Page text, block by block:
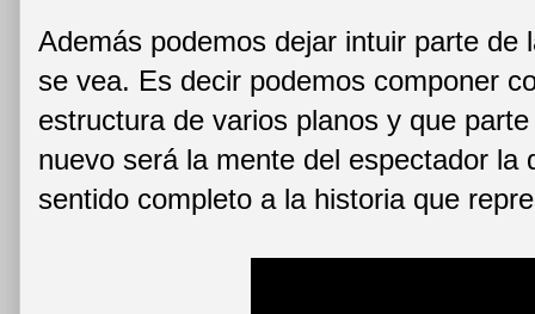
Además podemos dejar intuir parte de
se vea. Es decir podemos componer
estructura de varios planos y que
nuevo será la mente del espectador la
sentido completo a la historia que